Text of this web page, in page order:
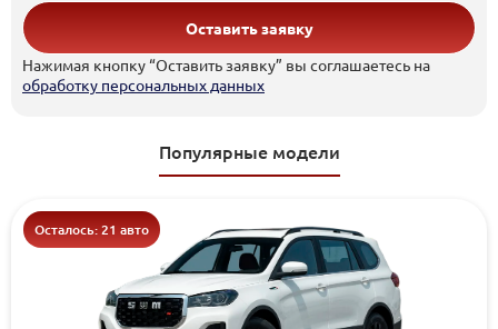
Оставить заявку
Нажимая кнопку “Оставить заявку” вы соглашаетесь на
обработку персональных данных
Популярные модели
Осталось: 21 авто